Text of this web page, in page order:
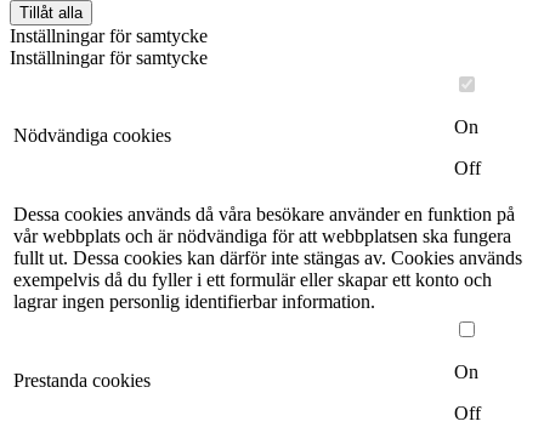
Tillåt alla
Inställningar för samtycke
Inställningar för samtycke
Nödvändiga cookies
On
Off
Dessa cookies används då våra besökare använder en funktion på
vår webbplats och är nödvändiga för att webbplatsen ska fungera
fullt ut. Dessa cookies kan därför inte stängas av. Cookies används
exempelvis då du fyller i ett formulär eller skapar ett konto och
lagrar ingen personlig identifierbar information.
Prestanda cookies
On
Off